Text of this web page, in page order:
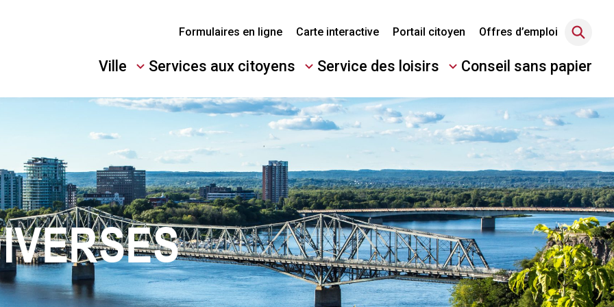
Formulaires en ligne Carte interactive Portail citoyen Offres d’emploi
Ville
Ouvrir/Fermer
le
sous-
menu
Services aux citoyens
Ouvrir/Fermer
le
sous-
menu
Service des loisirs
Ouvrir/Fermer
le
sous-
menu
Conseil sans papier